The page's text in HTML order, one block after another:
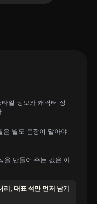
일 정보와 캐릭터 정
은 별도 문장이 맡아야
을 만들어 주는 값은 아
리, 대표 색만 먼저 남기